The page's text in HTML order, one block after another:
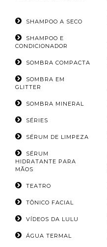
SHAMPOO A SECO
SHAMPOO E
CONDICIONADOR
SOMBRA COMPACTA
SOMBRA EM
GLITTER
SOMBRA MINERAL
SÉRIES
SÉRUM DE LIMPEZA
SÉRUM
HIDRATANTE PARA
MÃOS
TEATRO
TÔNICO FACIAL
VÍDEOS DA LULU
ÁGUA TERMAL